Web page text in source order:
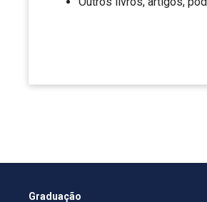
Graduação